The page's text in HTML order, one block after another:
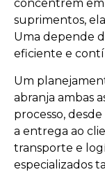
concentrem em
suprimentos,
Uma depende
eficiente e
Um
abranja ambas
processo,
a entrega ao
transporte e
especializados